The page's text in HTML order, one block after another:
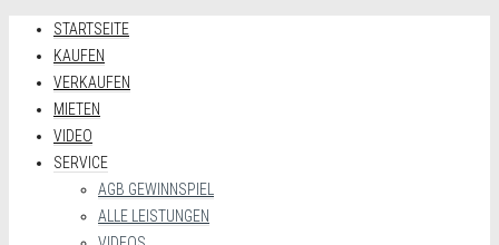
STARTSEITE
KAUFEN
VERKAUFEN
MIETEN
VIDEO
SERVICE
AGB GEWINNSPIEL
ALLE LEISTUNGEN